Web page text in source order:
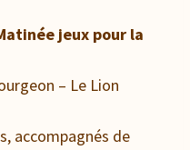
jeux pour la
– Le Lion
accompagnés de